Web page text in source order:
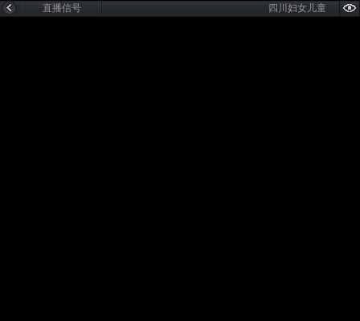
直播信号 四川妇女儿童